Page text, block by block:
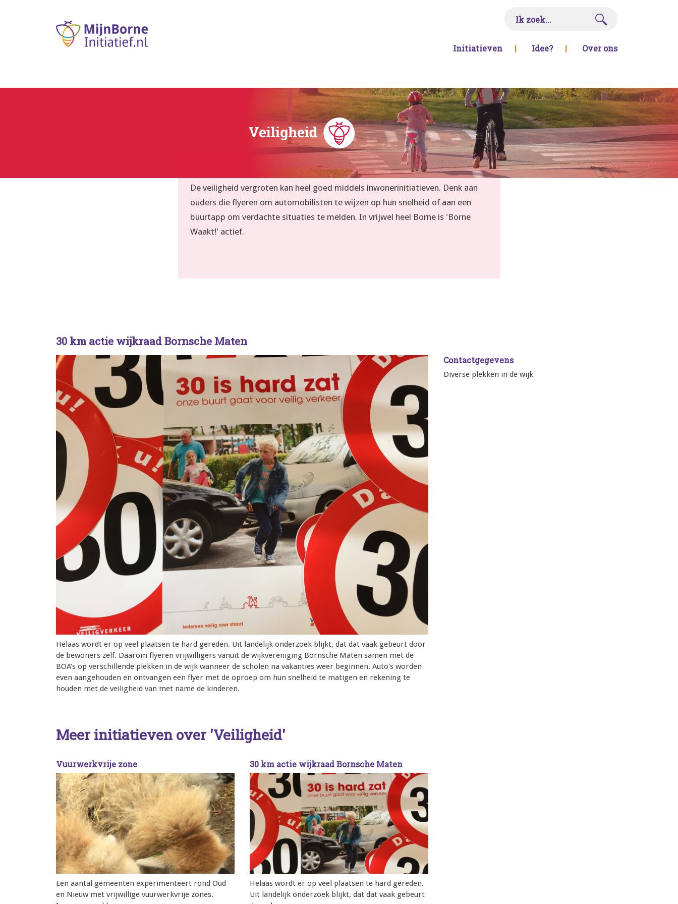
Initiatieven | Idee? | Over ons
De veiligheid vergroten kan heel goed middels inwonerinitiatieven. Denk aan
ouders die flyeren om automobilisten te wijzen op hun snelheid of aan een
buurtapp om verdachte situaties te melden. In vrijwel heel Borne is 'Borne
Waakt!' actief.
30 km actie wijkraad Bornsche Maten
Helaas wordt er op veel plaatsen te hard gereden. Uit landelijk onderzoek blijkt, dat dat vaak gebeurt door
de bewoners zelf. Daarom flyeren vrijwilligers vanuit de wijkvereniging Bornsche Maten samen met de
BOA's op verschillende plekken in de wijk wanneer de scholen na vakanties weer beginnen. Auto's worden
even aangehouden en ontvangen een flyer met de oproep om hun snelheid te matigen en rekening te
houden met de veiligheid van met name de kinderen.
Contactgegevens
Diverse plekken in de wijk
Meer initiatieven over 'Veiligheid'
Vuurwerkvrije zone
Een aantal gemeenten experimenteert rond Oud
en Nieuw met vrijwillige vuurwerkvrije zones.
30 km actie wijkraad Bornsche Maten
Helaas wordt er op veel plaatsen te hard gereden.
Uit landelijk onderzoek blijkt, dat dat vaak gebeurt